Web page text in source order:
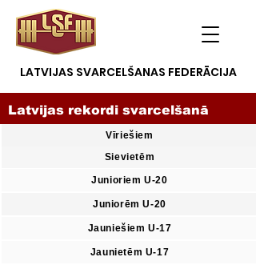
LATVIJAS SVARCELŠANAS FEDERĀCIJA
Latvijas rekordi svarcelšanā
Vīriešiem
Sievietēm
Junioriem U-20
Juniorēm U-20
Jauniešiem U-17
Jaunietēm U-17